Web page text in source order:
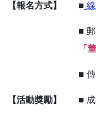
【報名方式】 ■
■
「
■
【活動獎勵】 ■